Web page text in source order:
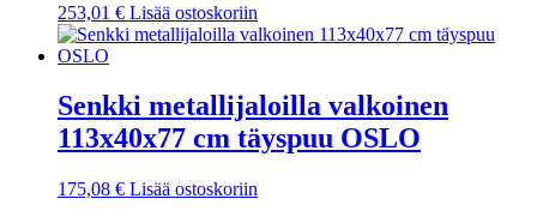
253,01 € Lisää ostoskoriin
Senkki metallijaloilla valkoinen
113x40x77 cm täyspuu OSLO
175,08 € Lisää ostoskoriin